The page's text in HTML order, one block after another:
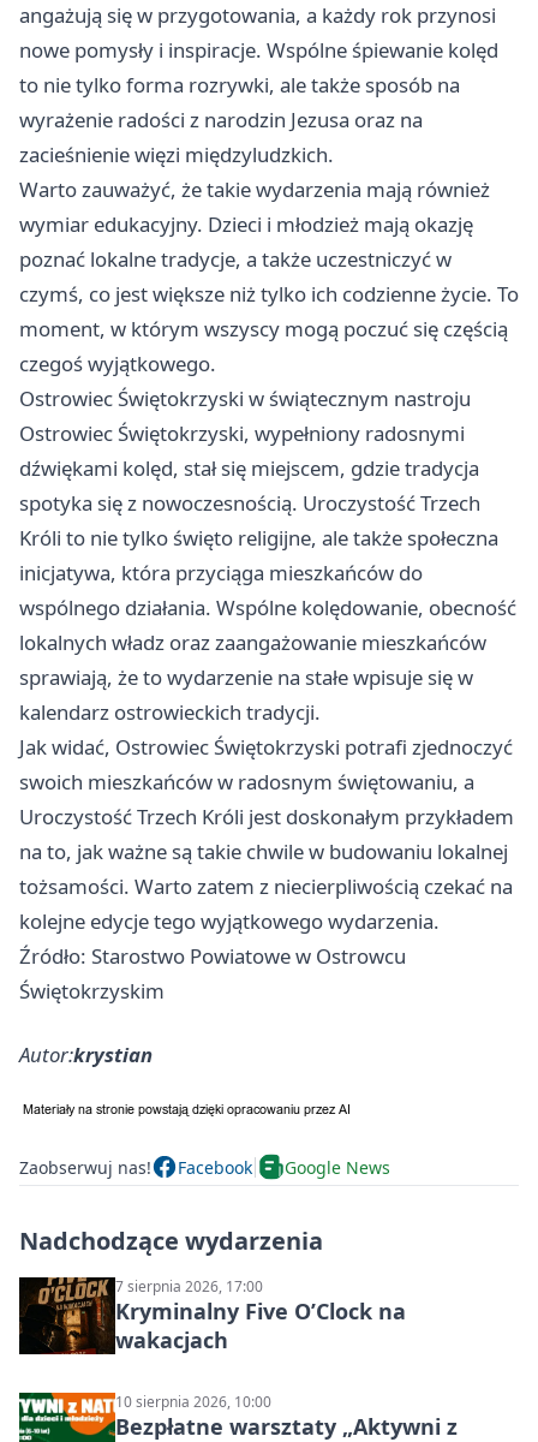
angażują się w przygotowania, a każdy rok przynosi
nowe pomysły i inspiracje. Wspólne śpiewanie kolęd
to nie tylko forma rozrywki, ale także sposób na
wyrażenie radości z narodzin Jezusa oraz na
zacieśnienie więzi międzyludzkich.
Warto zauważyć, że takie wydarzenia mają również
wymiar edukacyjny. Dzieci i młodzież mają okazję
poznać lokalne tradycje, a także uczestniczyć w
czymś, co jest większe niż tylko ich codzienne życie. To
moment, w którym wszyscy mogą poczuć się częścią
czegoś wyjątkowego.
Ostrowiec Świętokrzyski w świątecznym nastroju
Ostrowiec Świętokrzyski, wypełniony radosnymi
dźwiękami kolęd, stał się miejscem, gdzie tradycja
spotyka się z nowoczesnością. Uroczystość Trzech
Króli to nie tylko święto religijne, ale także społeczna
inicjatywa, która przyciąga mieszkańców do
wspólnego działania. Wspólne kolędowanie, obecność
lokalnych władz oraz zaangażowanie mieszkańców
sprawiają, że to wydarzenie na stałe wpisuje się w
kalendarz ostrowieckich tradycji.
Jak widać, Ostrowiec Świętokrzyski potrafi zjednoczyć
swoich mieszkańców w radosnym świętowaniu, a
Uroczystość Trzech Króli jest doskonałym przykładem
na to, jak ważne są takie chwile w budowaniu lokalnej
tożsamości. Warto zatem z niecierpliwością czekać na
kolejne edycje tego wyjątkowego wydarzenia.
Źródło: Starostwo Powiatowe w Ostrowcu
Świętokrzyskim
Autor:krystian
Zaobserwuj nas! Facebook Google News
Nadchodzące wydarzenia
7 sierpnia 2026, 17:00
Kryminalny Five O’Clock na
wakacjach
10 sierpnia 2026, 10:00
Bezpłatne warsztaty „Aktywni z